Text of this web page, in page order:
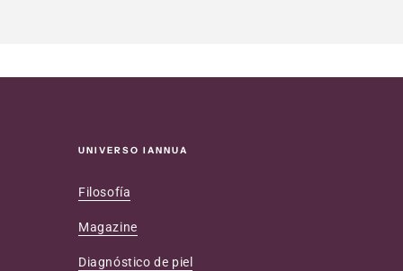
UNIVERSO IANNUA
Filosofía
Magazine
Diagnóstico de piel